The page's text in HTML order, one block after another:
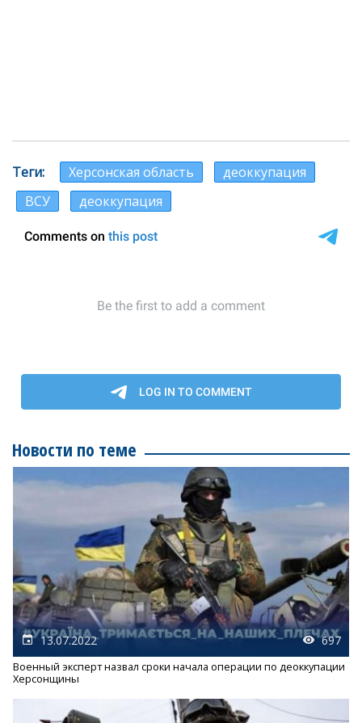
Теги Херсонская область
деоккупация
ВСУ
деоккупация
Новости по теме
13.07.2022 697
Военный эксперт назвал сроки начала операции по деоккупации
Херсонщины